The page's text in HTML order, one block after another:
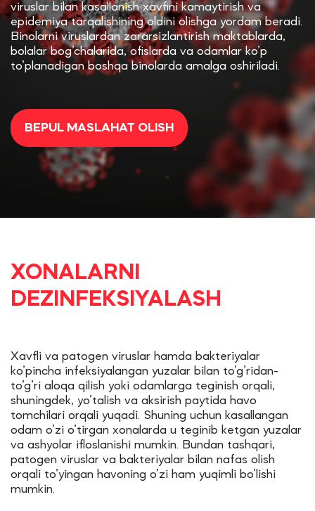
viruslar bilan kasallanish xavfini kamaytirish va
epidemiya tarqalishining oldini olishga yordam beradi.
Binolarni viruslardan zararsizlantirish maktablarda,
bolalar bog’chalarida, ofislarda va odamlar ko’p
to’planadigan boshqa binolarda amalga oshiriladi.
BEPUL MASLAHAT OLISH
XONALARNI
DEZINFEKSIYALASH
Xavfli va patogen viruslar hamda bakteriyalar
ko’pincha infeksiyalangan yuzalar bilan to’g’ridan-
to’g’ri aloqa qilish yoki odamlarga teginish orqali,
shuningdek, yo’talish va aksirish paytida havo
tomchilari orqali yuqadi. Shuning uchun kasallangan
odam o’zi o’tirgan xonalarda u teginib ketgan yuzalar
va ashyolar ifloslanishi mumkin. Bundan tashqari,
patogen viruslar va bakteriyalar bilan nafas olish
orqali to’yingan havoning o’zi ham yuqimli bo’lishi
mumkin.